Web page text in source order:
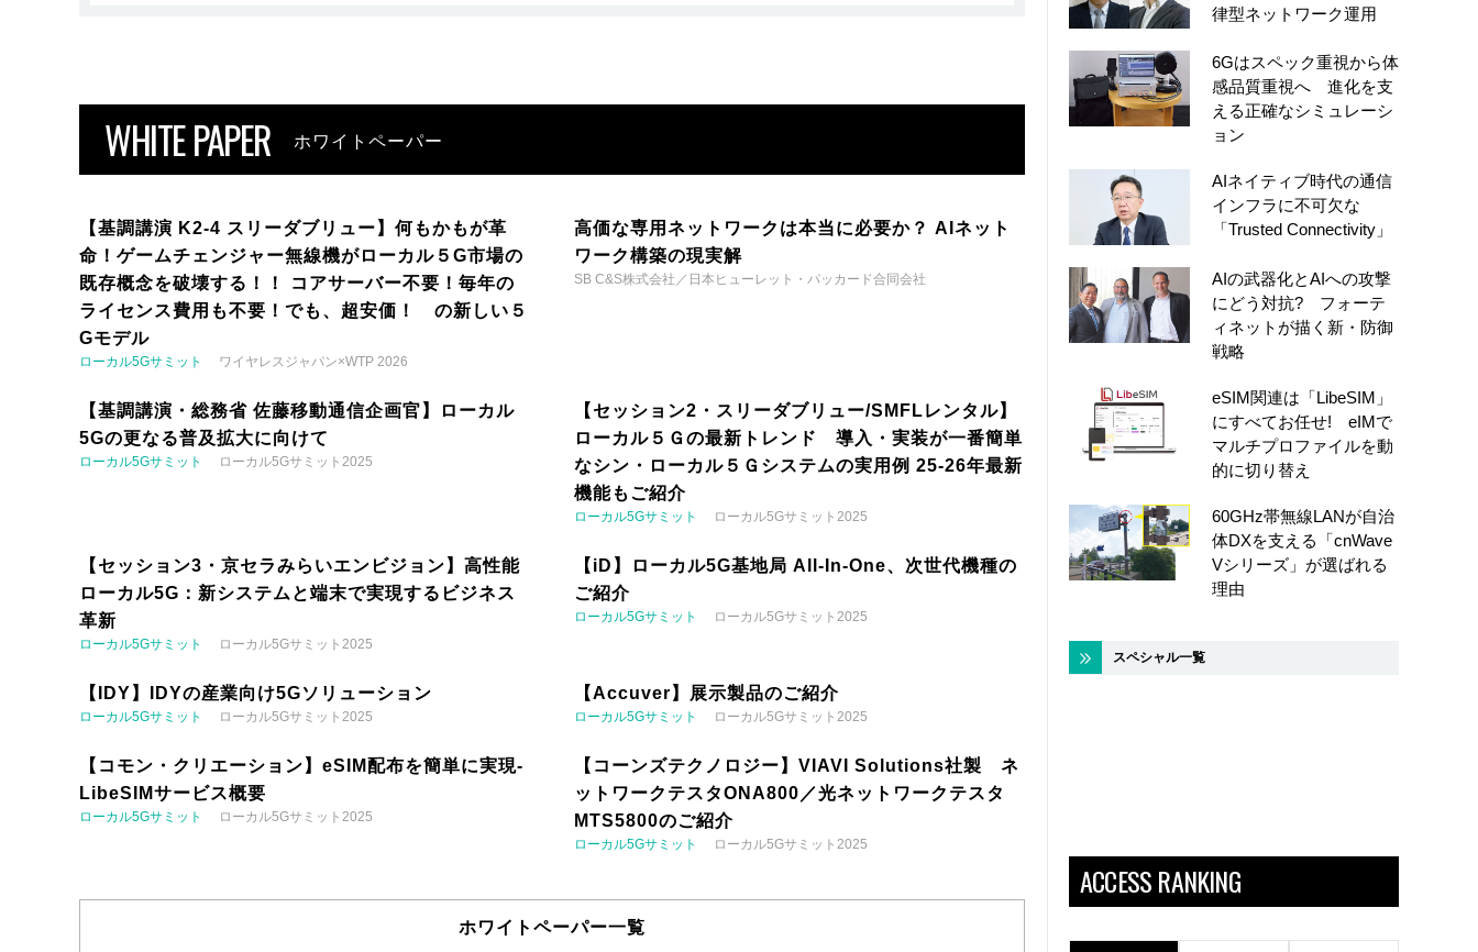
WHITE PAPER ホワイトペーパー
【基調講演 K2-4 スリーダブリュー】何もかもが革
命！ゲームチェンジャー無線機がローカル５G市場の
既存概念を破壊する！！ コアサーバー不要！毎年の
ライセンス費用も不要！でも、超安価！ の新しい５
Gモデル
ローカル5Gサミット ワイヤレスジャパン×WTP 2026
高価な専用ネットワークは本当に必要か？ AIネット
ワーク構築の現実解
SB C&S株式会社／日本ヒューレット・パッカード合同会社
【基調講演・総務省 佐藤移動通信企画官】ローカル
5Gの更なる普及拡大に向けて
ローカル5Gサミット ローカル5Gサミット2025
【セッション2・スリーダブリュー/SMFLレンタル】
ローカル５Ｇの最新トレンド 導入・実装が一番簡単
なシン・ローカル５Ｇシステムの実用例 25-26年最新
機能もご紹介
ローカル5Gサミット ローカル5Gサミット2025
【セッション3・京セラみらいエンビジョン】高性能
ローカル5G：新システムと端末で実現するビジネス
革新
ローカル5Gサミット ローカル5Gサミット2025
【iD】ローカル5G基地局 All-In-One、次世代機種の
ご紹介
ローカル5Gサミット ローカル5Gサミット2025
【IDY】IDYの産業向け5Gソリューション
ローカル5Gサミット ローカル5Gサミット2025
【Accuver】展示製品のご紹介
ローカル5Gサミット ローカル5Gサミット2025
【コモン・クリエーション】eSIM配布を簡単に実現-
LibeSIMサービス概要
ローカル5Gサミット ローカル5Gサミット2025
【コーンズテクノロジー】VIAVI Solutions社製 ネ
ットワークテスタONA800／光ネットワークテスタ
MTS5800のご紹介
ローカル5Gサミット ローカル5Gサミット2025
ホワイトペーパー一覧
律型ネットワーク運用
6Gはスペック重視から体
感品質重視へ 進化を支
える正確なシミュレーシ
ョン
AIネイティブ時代の通信
インフラに不可欠な
「Trusted Connectivity」
AIの武器化とAIへの攻撃
にどう対抗? フォーテ
ィネットが描く新・防御
戦略
eSIM関連は「LibeSIM」
にすべてお任せ! eIMで
マルチプロファイルを動
的に切り替え
60GHz帯無線LANが自治
体DXを支える「cnWave
Vシリーズ」が選ばれる
理由
スペシャル一覧
ACCESS RANKING